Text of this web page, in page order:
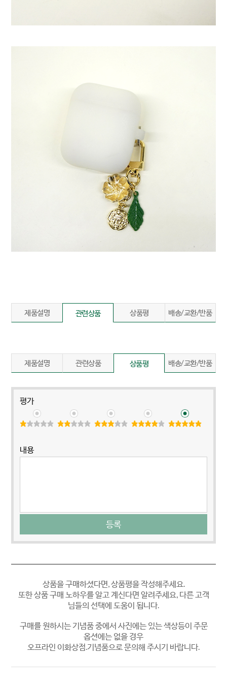
제품설명 관련상품 상품평 배송/교환/반품
제품설명 관련상품 상품평 배송/교환/반품
평가
내용
상품을 구매하셨다면, 상품평을 작성해주세요.
또한 상품 구매 노하우를 알고 계신다면 알려주세요, 다른 고객
님들의 선택에 도움이 됩니다.
구매를 원하시는 기념품 중에서 사진에는 있는 색상등이 주문
옵션에는 없을 경우
오프라인 이화상점.기념품으로 문의해 주시기 바랍니다.